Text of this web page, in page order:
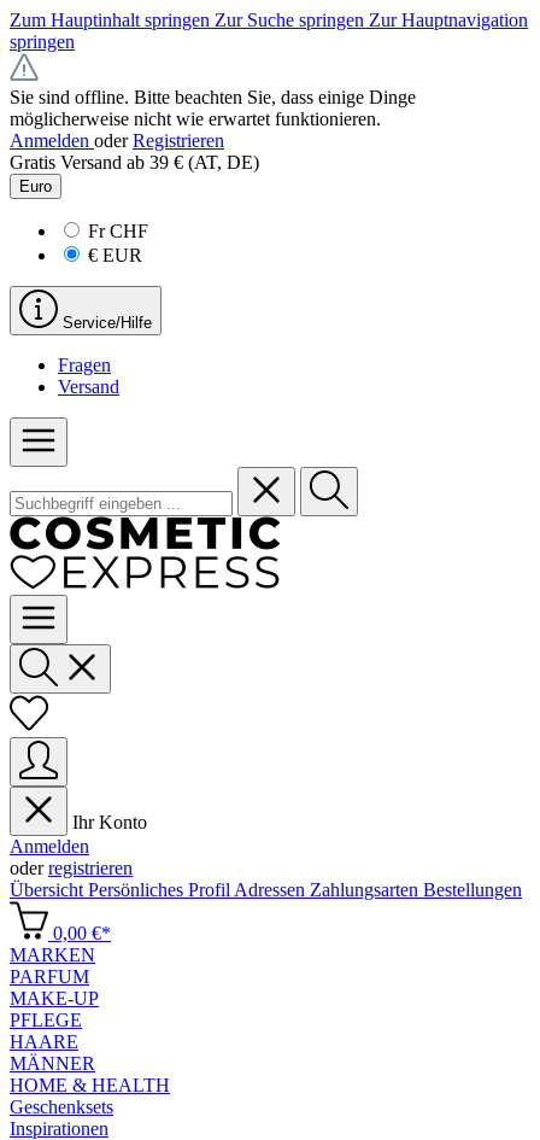
Zum Hauptinhalt springen Zur Suche springen Zur Hauptnavigation
springen
Sie sind offline. Bitte beachten Sie, dass einige Dinge
möglicherweise nicht wie erwartet funktionieren.
Anmelden oder Registrieren
Gratis Versand ab 39 € (AT, DE)
Euro
FrCHF
€ EUR
Service/Hilfe
Fragen
Versand
Ihr Konto
Anmelden
oderregistrieren
Übersicht Persönliches Profil Adressen Zahlungsarten Bestellungen
0,00 €*
MARKEN
PARFUM
MAKE-UP
PFLEGE
HAARE
MÄNNER
HOME & HEALTH
Geschenksets
Inspirationen